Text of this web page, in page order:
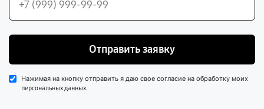
Отправить заявку
Нажимая на кнопку отправить я даю свое согласие на обработку моих
персональных данных.